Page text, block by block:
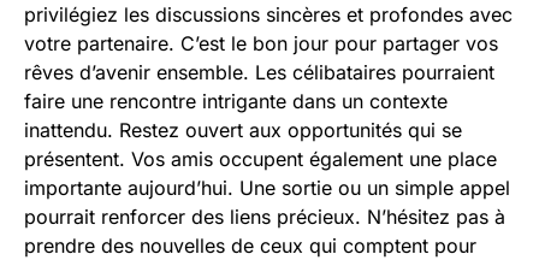
privilégiez les discussions sincères et profondes avec
votre partenaire. C’est le bon jour pour partager vos
rêves d’avenir ensemble. Les célibataires pourraient
faire une rencontre intrigante dans un contexte
inattendu. Restez ouvert aux opportunités qui se
présentent. Vos amis occupent également une place
importante aujourd’hui. Une sortie ou un simple appel
pourrait renforcer des liens précieux. N’hésitez pas à
prendre des nouvelles de ceux qui comptent pour